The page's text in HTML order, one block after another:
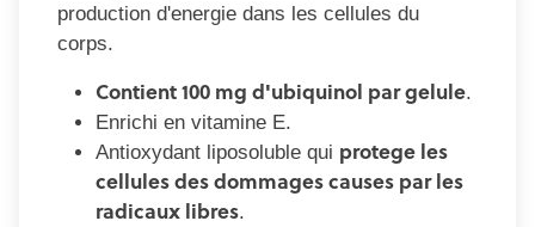
production d'energie dans les cellules du
corps.
Contient 100 mg d'ubiquinol par gelule.
Enrichi en vitamine E.
Antioxydant liposoluble qui protege les
cellules des dommages causes par les
radicaux libres.